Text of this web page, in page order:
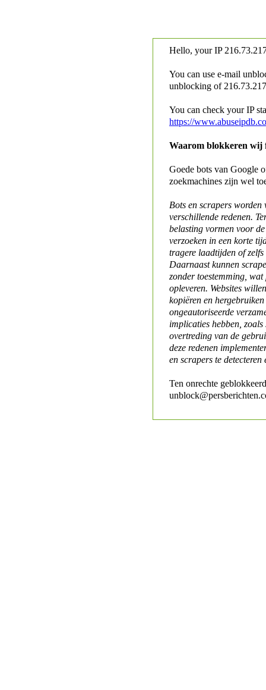
Hello, your IP
You can use e-mail
unblocking of
You can check your IP
https://
Waarom blokkeren wij
Goede bots van Google
zoekmachines zijn wel
Bots en scrapers worden
verschillende redenen.
belasting vormen voor
verzoeken in een korte
tragere laadtijden of
Daarnaast kunnen
zonder toestemming,
opleveren. Websites
kopiëren en
ongeautoriseerde
implicaties hebben,
overtreding van de
deze redenen
en scrapers te detecteren
Ten onrechte